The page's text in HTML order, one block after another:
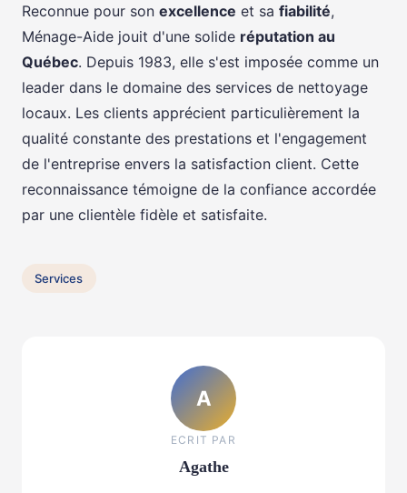
Reconnue pour son excellence et sa fiabilité,
Ménage-Aide jouit d'une solide réputation au
Québec. Depuis 1983, elle s'est imposée comme un
leader dans le domaine des services de nettoyage
locaux. Les clients apprécient particulièrement la
qualité constante des prestations et l'engagement
de l'entreprise envers la satisfaction client. Cette
reconnaissance témoigne de la confiance accordée
par une clientèle fidèle et satisfaite.
Services
A
ECRIT PAR
Agathe